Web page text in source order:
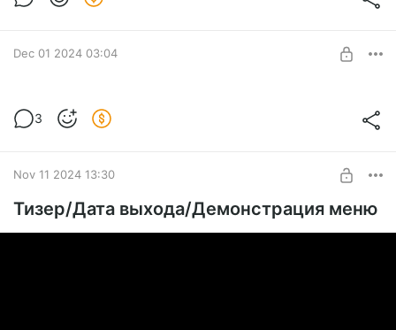
Dec 01 2024 03:04
3
Nov 11 2024 13:30
Тизер/Дата выхода/Демонстрация меню